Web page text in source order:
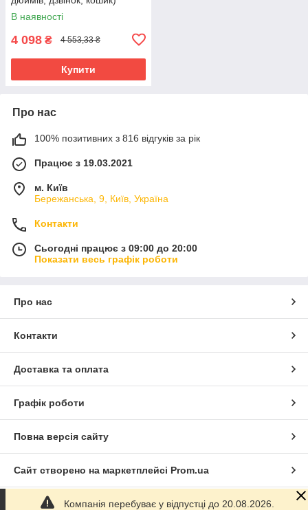
В наявності
4 098 ₴ 4 553,33 ₴
Купити
Про нас
100% позитивних з 816 відгуків за рік
Працює з 19.03.2021
м. Київ
Бережанська, 9, Київ, Україна
Контакти
Сьогодні працює з 09:00 до 20:00
Показати весь графік роботи
Про нас
Контакти
Доставка та оплата
Графік роботи
Повна версія сайту
Сайт створено на маркетплейсі Prom.ua
Політика конфіденційності
Компанія перебуває у відпустці до 20.08.2026.